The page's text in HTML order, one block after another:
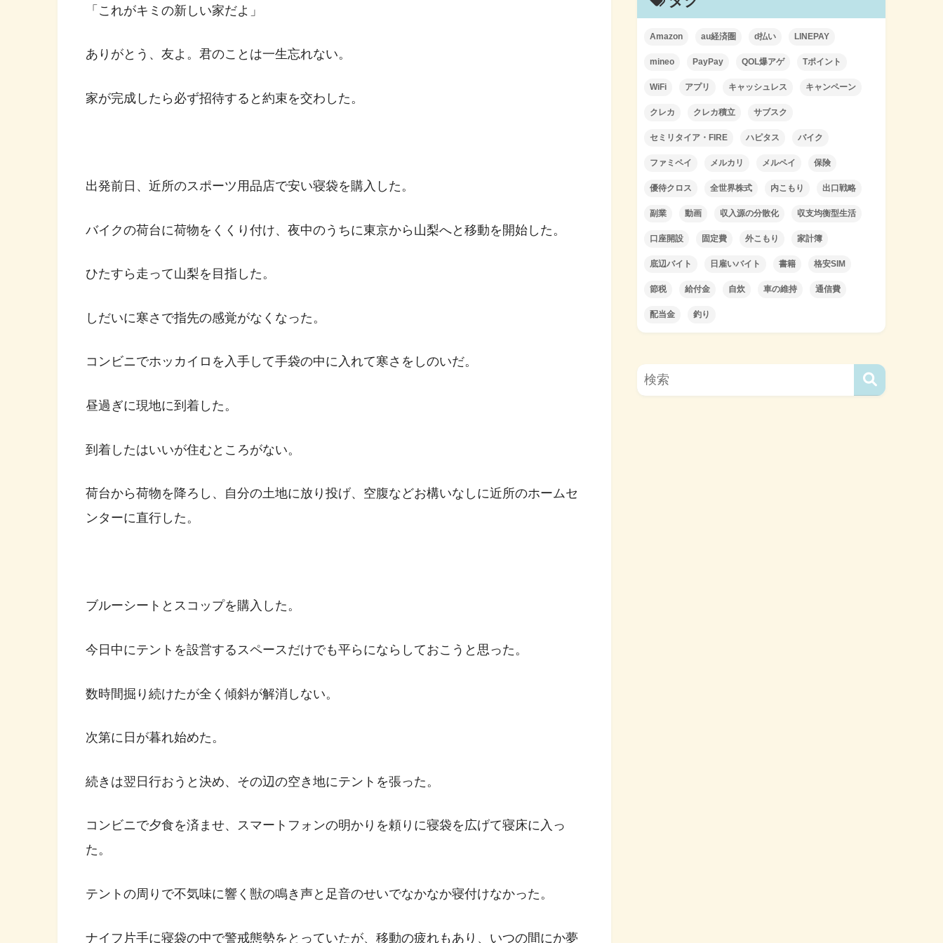
「これがキミの新しい家だよ」
ありがとう、友よ。君のことは一生忘れない。
家が完成したら必ず招待すると約束を交わした。
出発前日、近所のスポーツ用品店で安い寝袋を購入した。
バイクの荷台に荷物をくくり付け、夜中のうちに東京から山梨へと移動を開始した。
ひたすら走って山梨を目指した。
しだいに寒さで指先の感覚がなくなった。
コンビニでホッカイロを入手して手袋の中に入れて寒さをしのいだ。
昼過ぎに現地に到着した。
到着したはいいが住むところがない。
荷台から荷物を降ろし、自分の土地に放り投げ、空腹などお構いなしに近所のホームセ
ンターに直行した。
ブルーシートとスコップを購入した。
今日中にテントを設営するスペースだけでも平らにならしておこうと思った。
数時間掘り続けたが全く傾斜が解消しない。
次第に日が暮れ始めた。
続きは翌日行おうと決め、その辺の空き地にテントを張った。
コンビニで夕食を済ませ、スマートフォンの明かりを頼りに寝袋を広げて寝床に入っ
た。
テントの周りで不気味に響く獣の鳴き声と足音のせいでなかなか寝付けなかった。
ナイフ片手に寝袋の中で警戒態勢をとっていたが、移動の疲れもあり、いつの間にか夢
Amazon au経済圏 d払い LINEPAY
mineo PayPay QOL爆アゲ Tポイント
WiFi アプリ キャッシュレス キャンペーン
クレカ クレカ積立 サブスク
セミリタイア・FIRE ハピタス バイク
ファミペイ メルカリ メルペイ 保険
優待クロス 全世界株式 内こもり 出口戦略
副業 動画 収入源の分散化 収支均衡型生活
口座開設 固定費 外こもり 家計簿
底辺バイト 日雇いバイト 書籍 格安SIM
節税 給付金 自炊 車の維持 通信費
配当金 釣り